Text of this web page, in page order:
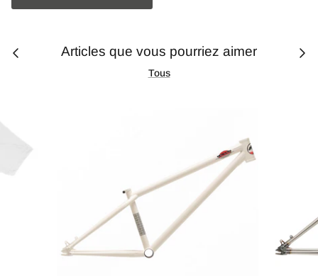
Articles que vous pourriez aimer
Tous